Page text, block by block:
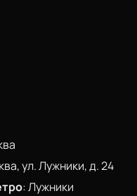
ул. Лужники, д. 24
:Лужники